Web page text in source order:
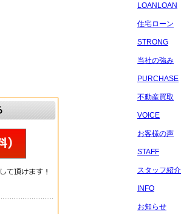
LOANLOAN
住宅ローン
STRONG
当社の強み
PURCHASE
不動産買取
VOICE
お客様の声
STAFF
スタッフ紹介
INFO
お知らせ